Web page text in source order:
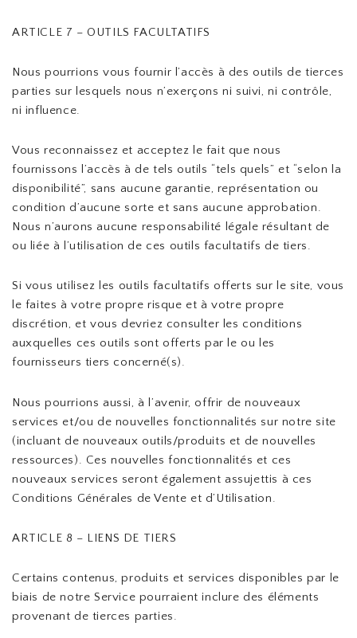
ARTICLE 7 – OUTILS FACULTATIFS
Nous pourrions vous fournir l’accès à des outils de tierces
parties sur lesquels nous n’exerçons ni suivi, ni contrôle,
ni influence.
Vous reconnaissez et acceptez le fait que nous
fournissons l’accès à de tels outils “tels quels” et “selon la
disponibilité”, sans aucune garantie, représentation ou
condition d’aucune sorte et sans aucune approbation.
Nous n’aurons aucune responsabilité légale résultant de
ou liée à l’utilisation de ces outils facultatifs de tiers.
Si vous utilisez les outils facultatifs offerts sur le site, vous
le faites à votre propre risque et à votre propre
discrétion, et vous devriez consulter les conditions
auxquelles ces outils sont offerts par le ou les
fournisseurs tiers concerné(s).
Nous pourrions aussi, à l’avenir, offrir de nouveaux
services et/ou de nouvelles fonctionnalités sur notre site
(incluant de nouveaux outils/produits et de nouvelles
ressources). Ces nouvelles fonctionnalités et ces
nouveaux services seront également assujettis à ces
Conditions Générales de Vente et d’Utilisation.
ARTICLE 8 – LIENS DE TIERS
Certains contenus, produits et services disponibles par le
biais de notre Service pourraient inclure des éléments
provenant de tierces parties.